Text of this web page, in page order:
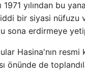
1971 yılından
bir siyasi nüfuzu
sona erdirmeye
Hasina'nın resmi
önünde de